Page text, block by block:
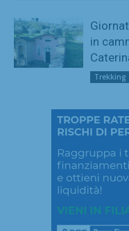
in
Trekking